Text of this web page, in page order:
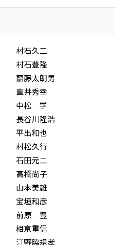
村石久二
村石豊隆
齋藤太朗男
直井秀幸
中松 学
長谷川隆浩
平出和也
村松久行
石田元二
高橋尚子
山本美雄
宝垣和彦
前原 豊
相亰重信
江野脇規孝